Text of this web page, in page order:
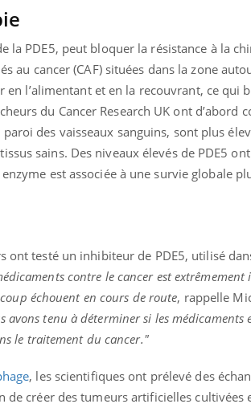
PDE5, peut bloquer la résistance à la
au cancer (CAF) situées dans la zone
l’alimentant et en la recouvrant, ce qui
du Cancer Research UK ont d’abord
des vaisseaux sanguins, sont plus
sains. Des niveaux élevés de PDE5
est associée à une survie globale
ont testé un inhibiteur de PDE5, utilisé
contre le cancer est
échouent en cours de route, rappelle
avons tenu à déterminer si les médicaments
le traitement du cancer."
, les scientifiques ont prélevé des
créer des tumeurs artificielles cultivées
2026Youtube
et, pour de
atteintes de
période de questions, de
Youtube
Un « jumeau
faciliter
préventive
Un
mutualiste